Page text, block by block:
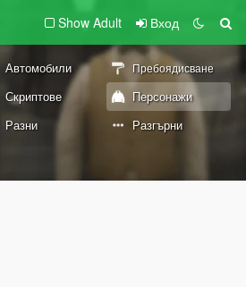
Show Adult Вход
Автомобили Пребоядисване
Скриптове
Персонажи
Разни Разгърни